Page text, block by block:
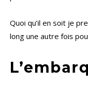
Quoi qu’il en soit je
long une autre fois